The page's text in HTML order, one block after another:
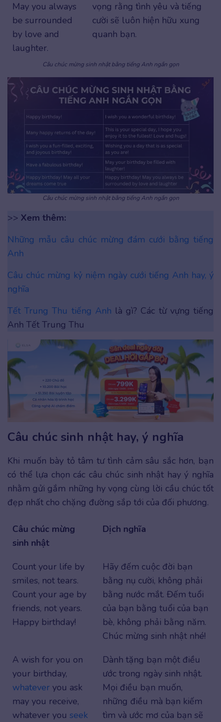
May you always
be surrounded
by love and
laughter.
vọng rằng tình yêu và tiếng
cười sẽ luôn hiện hữu xung
quanh bạn.
Câu chúc mừng sinh nhật bằng tiếng Anh ngắn gọn
Câu chúc mừng sinh nhật bằng tiếng Anh ngắn gọn
>> Xem thêm:
Những mẫu câu chúc mừng đám cưới bằng tiếng
Anh
Câu chúc mừng kỷ niệm ngày cưới tiếng Anh hay, ý
nghĩa
Tết Trung Thu tiếng Anh là gì? Các từ vựng tiếng
Anh Tết Trung Thu
Câu chúc sinh nhật hay, ý nghĩa
Khi muốn bày tỏ tâm tư tình cảm sâu sắc hơn, bạn
có thể lựa chọn các câu chúc sinh nhật hay ý nghĩa
nhằm gửi gắm những hy vọng cùng lời cầu chúc tốt
đẹp nhất cho chặng đường sắp tới của đối phương.
Câu chúc mừng
sinh nhật
Dịch nghĩa
Count your life by
smiles, not tears.
Count your age by
friends, not years.
Happy birthday!
Hãy đếm cuộc đời bạn
bằng nụ cười, không phải
bằng nước mắt. Đếm tuổi
của bạn bằng tuổi của bạn
bè, không phải bằng năm.
Chúc mừng sinh nhật nhé!
A wish for you on
your birthday,
whatever you ask
may you receive,
whatever you seek
Dành tặng bạn một điều
ước trong ngày sinh nhật.
Mọi điều bạn muốn,
những điều mà bạn kiếm
tìm và ước mơ của bạn sẽ